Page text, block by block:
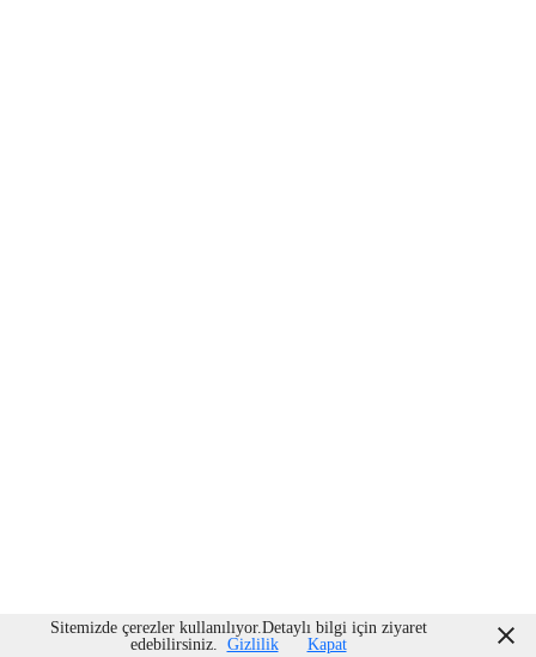
Sitemizde çerezler kullanılıyor.Detaylı bilgi için ziyaret
edebilirsiniz.
Gizlilik Kapat